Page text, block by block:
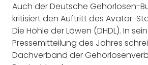
Auch der Deutsche Gehörlosen-
kritisiert den Auftritt des Avatar-
Die Höhle der Löwen (DHDL). In
Pressemitteilung des Jahres
Dachverband der